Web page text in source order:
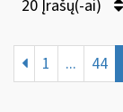
20 Įrašų(-ai)
1 ... 44